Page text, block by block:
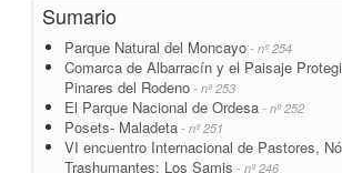
Sumario
Parque Natural del Moncayo - nº 254
Comarca de Albarracín y el Paisaje
Pinares del Rodeno - nº 253
El Parque Nacional de Ordesa - nº 252
Posets- Maladeta - nº 251
VI encuentro Internacional de Pastores,
Trashumantes: Los Samis - nº 246